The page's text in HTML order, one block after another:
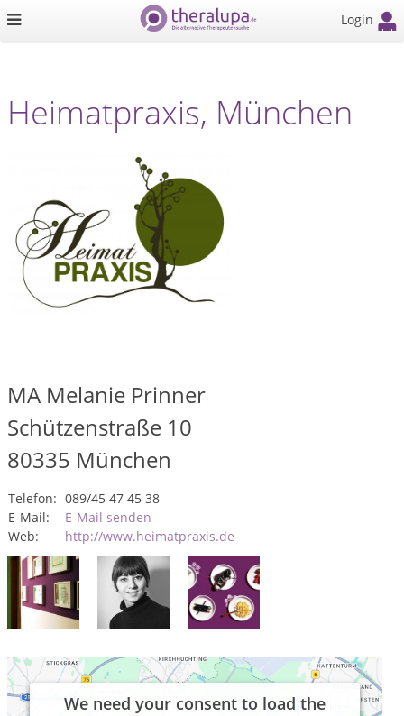
Login
Heimatpraxis, München
MA Melanie Prinner
Schützenstraße 10
80335 München
Telefon: 089/45 47 45 38
E-Mail:
E-Mail senden
Web:
http://www.heimatpraxis.de
We need your consent to load the